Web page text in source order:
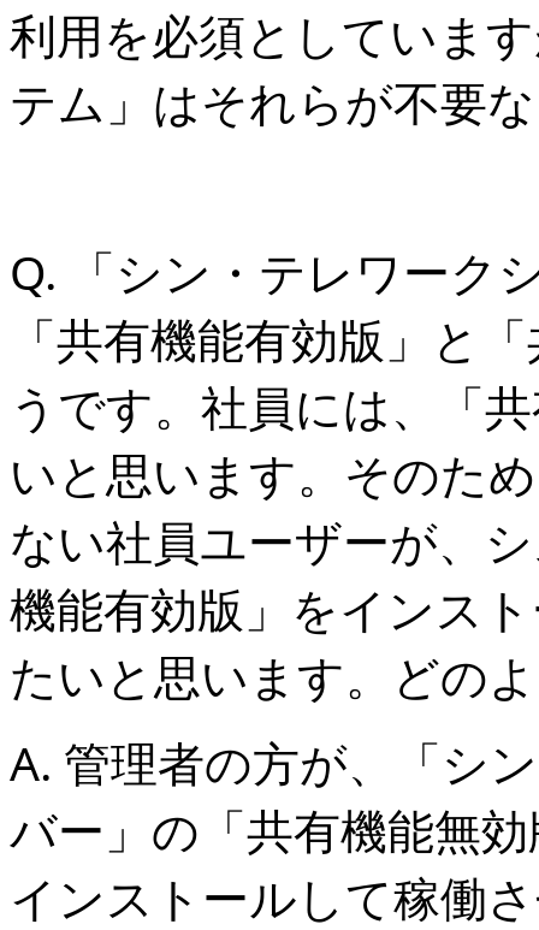
利用を必須としていま
テム」はそれらが不要
Q. 「シン・テレワーク
「共有機能有効版」と
うです。社員には、「
いと思います。そのた
ない社員ユーザーが、
機能有効版」をインス
たいと思います。どの
A. 管理者の方が、「シ
バー」の「共有機能無
インストールして稼働